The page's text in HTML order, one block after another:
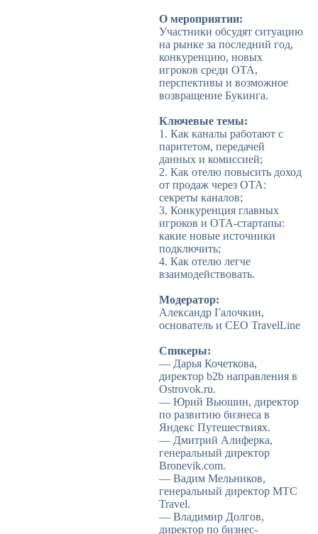
О мероприятии:
Участники обсудят ситуацию
на рынке за последний год,
конкуренцию, новых
игроков среди ОТА,
перспективы и возможное
возвращение Букинга.
Ключевые темы:
1. Как каналы работают с
паритетом, передачей
данных и комиссией;
2. Как отелю повысить доход
от продаж через ОТА:
секреты каналов;
3. Конкуренция главных
игроков и ОТА-стартапы:
какие новые источники
подключить;
4. Как отелю легче
взаимодействовать.
Модератор:
Александр Галочкин,
основатель и CEO TravelLine
Спикеры:
— Дарья Кочеткова,
директор b2b направления в
Ostrovok.ru.
— Юрий Вьюшин, директор
по развитию бизнеса в
Яндекс Путешествиях.
— Дмитрий Алиферка,
генеральный директор
Bronevik.com.
— Вадим Мельников,
генеральный директор МТС
Travel.
— Владимир Долгов,
директор по бизнес-